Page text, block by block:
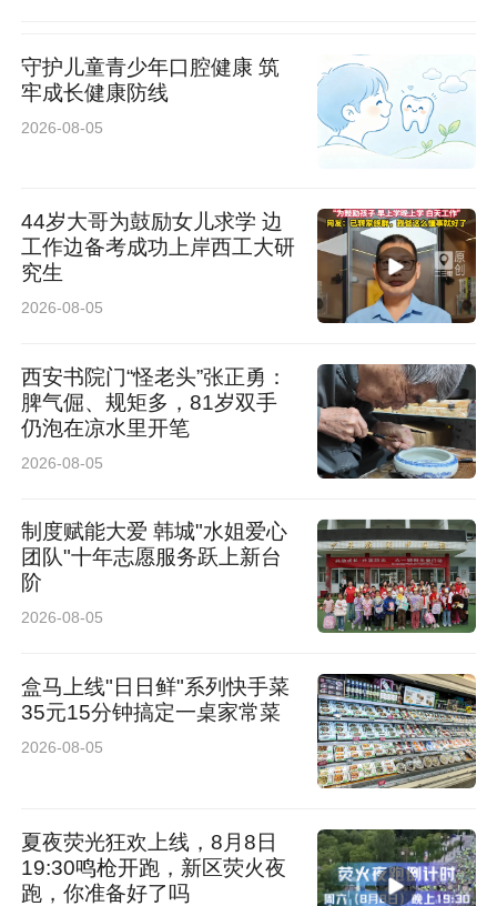
保额突破1.8万亿元。重点布局绿色交通与转型领
域，前期战略投资的华电新能于2025年在上海证
最大的IPO项目，彰显了前瞻布局成效；“国寿资
产-兰沧项目”实现年减排约3672万吨。持续推进
低碳运营，个人长险无纸化投保率近100%。线
认证，成功打造厦门首座“零碳大厦”。2025年，
首次开展气候风险压力测试，分析气候风险的潜
在财务影响，制定行动方案，提升公司气候韧
坚持“以人民为中心”的发展思想，持续增强多元
化保险产品供给能力。“十四五”期间，中国人寿
险、护理保险、疾病保险、意外伤害保险、失能
收入损失保险，以及不同期限和形态的年金保
险、两全保险、定期和终身寿险等产品，满足客
户多元化的风险保障与财富管理需求。
大力发展普惠金融。截至2025年12月31日，中
守护儿童青少年口腔健康 筑
牢成长健康防线
2026-08-05
44岁大哥为鼓励女儿求学 边
工作边备考成功上岸西工大研
究生
2026-08-05
西安书院门“怪老头”张正勇：
脾气倔、规矩多，81岁双手
仍泡在凉水里开笔
2026-08-05
制度赋能大爱 韩城"水姐爱心
团队"十年志愿服务跃上新台
阶
2026-08-05
盒马上线"日日鲜"系列快手菜
35元15分钟搞定一桌家常菜
2026-08-05
夏夜荧光狂欢上线，8月8日
19:30鸣枪开跑，新区荧火夜
跑，你准备好了吗